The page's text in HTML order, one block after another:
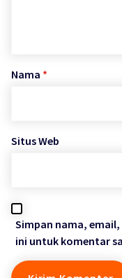
Nama *
Situs Web
Simpan nama,
ini untuk komentar